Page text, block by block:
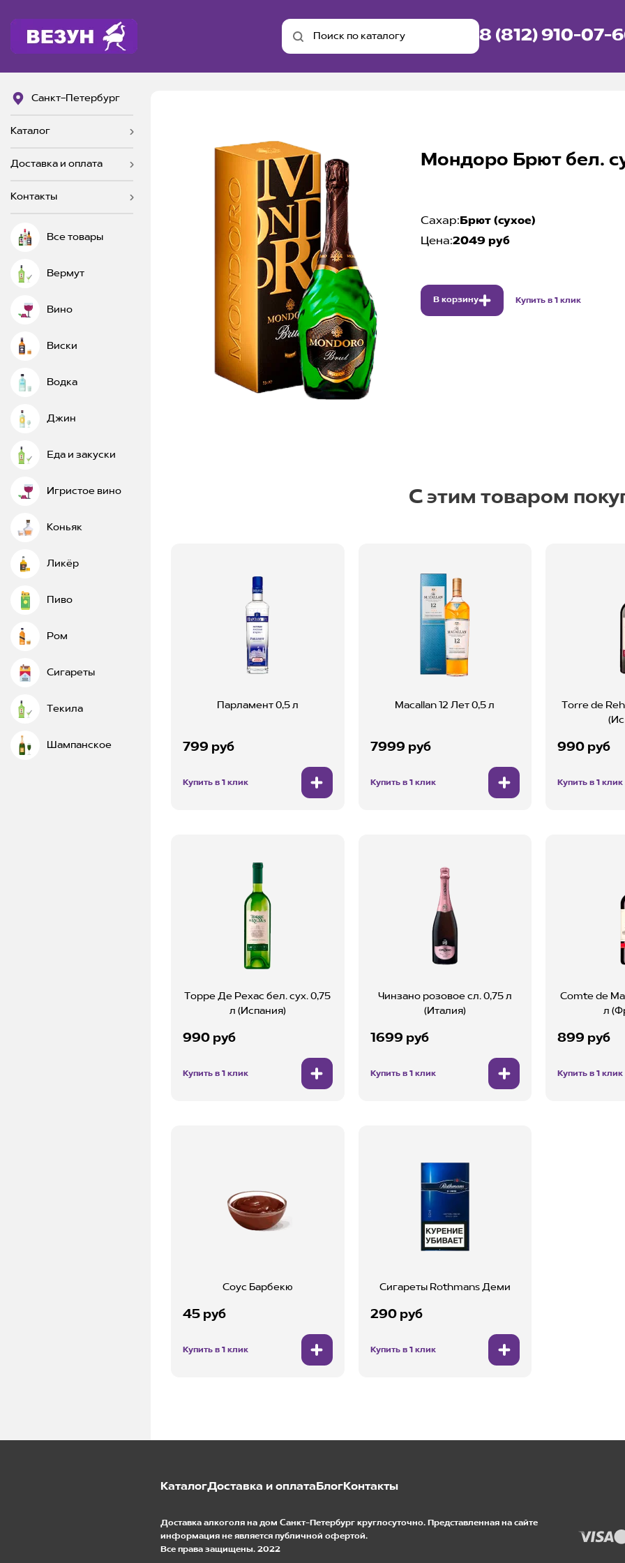
8 (812) 910-07-
Санкт-Петербург
Каталог
Доставка и оплата
Контакты
Все товары
Вермут
Вино
Виски
Водка
Джин
Еда и закуски
Игристое вино
Коньяк
Ликёр
Пиво
Ром
Сигареты
Текила
Шампанское
Мондоро Брют бел.
Сахар: Брют (сухое)
Цена:2049 руб
В корзину Купить в 1 клик
С этим товаром
Парламент 0,5 л
799 руб
Купить в 1 клик
Macallan 12 Лет 0,5 л
7999 руб
Купить в 1 клик
Torre de
990 руб
Купить в 1 клик
Торре Де Рехас бел. сух. 0,75
л (Испания)
990 руб
Купить в 1 клик
Чинзано розовое сл. 0,75 л
(Италия)
1699 руб
Купить в 1 клик
Comte de
л
899 руб
Купить в 1 клик
Соус Барбекю
45 руб
Купить в 1 клик
Сигареты Rothmans Деми
290 руб
Купить в 1 клик
КаталогДоставка и оплатаБлогКонтакты
Доставка алкоголя на дом Санкт-Петербург круглосуточно. Представленная на сайте
информация не является публичной офертой.
Все права защищены. 2022